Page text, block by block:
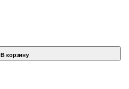
В корзину